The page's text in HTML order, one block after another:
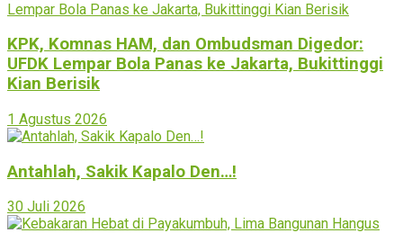
KPK, Komnas HAM, dan Ombudsman Digedor:
UFDK Lempar Bola Panas ke Jakarta, Bukittinggi
Kian Berisik
1 Agustus 2026
Antahlah, Sakik Kapalo Den…!
30 Juli 2026